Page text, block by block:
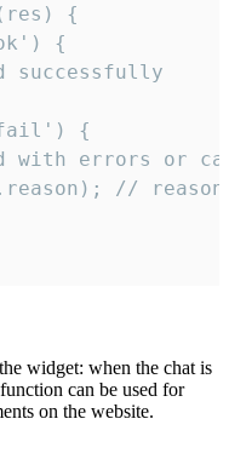
{
{
successfully
{
with errors or
//
widget: when the chat is
can be used for
on the website.